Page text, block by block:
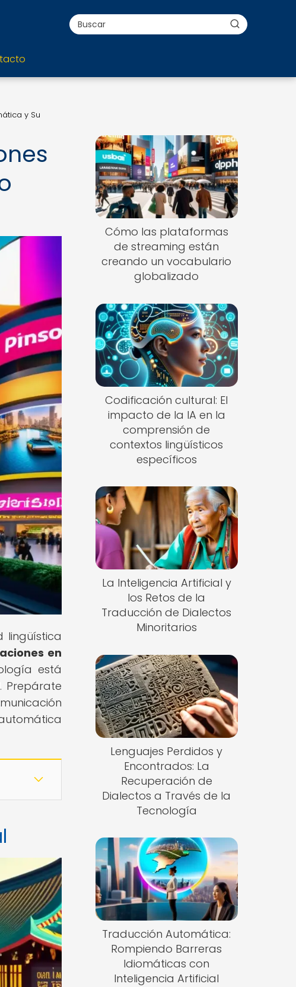
y Su
lingüística
en
está
Prepárate
Cómo las plataformas
de streaming están
creando un vocabulario
globalizado
Codificación cultural: El
impacto de la IA en la
comprensión de
contextos lingüísticos
específicos
La Inteligencia Artificial y
los Retos de la
Traducción de Dialectos
Minoritarios
Lenguajes Perdidos y
Encontrados: La
Recuperación de
Dialectos a Través de la
Tecnología
Traducción Automática:
Rompiendo Barreras
Idiomáticas con
Inteligencia Artificial